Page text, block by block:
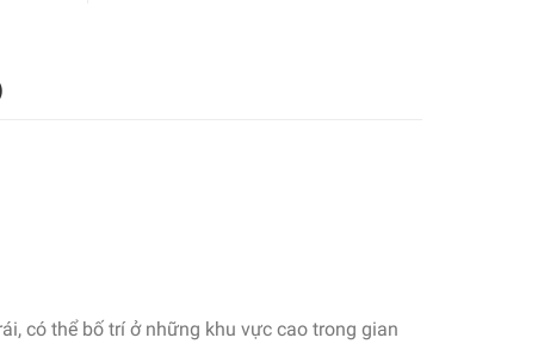
có thể bố trí ở những khu vực cao trong gian